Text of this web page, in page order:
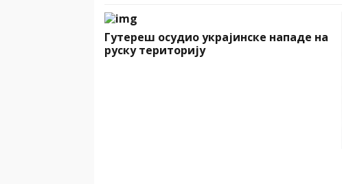
Гутереш осудио украјинске нападе на
руску територију